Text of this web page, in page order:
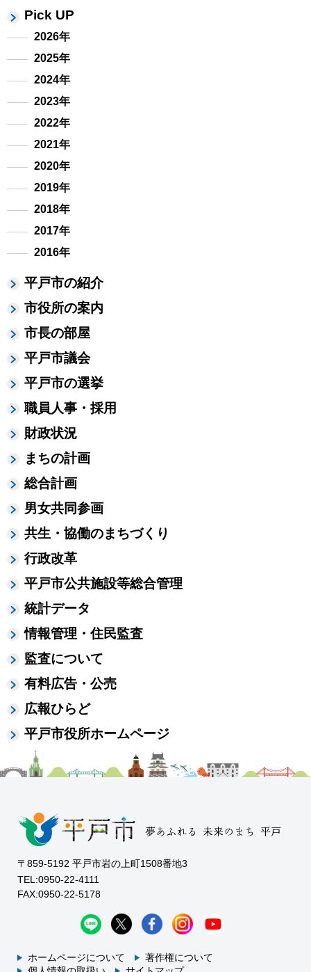
Pick UP
2026年
2025年
2024年
2023年
2022年
2021年
2020年
2019年
2018年
2017年
2016年
平戸市の紹介
市役所の案内
市長の部屋
平戸市議会
平戸市の選挙
職員人事・採用
財政状況
まちの計画
総合計画
男女共同参画
共生・協働のまちづくり
行政改革
平戸市公共施設等総合管理
統計データ
情報管理・住民監査
監査について
有料広告・公売
広報ひらど
平戸市役所ホームページ
〒859-5192 平戸市岩の上町1508番地3
TEL:0950-22-4111
FAX:0950-22-5178
ホームページについて
著作権について